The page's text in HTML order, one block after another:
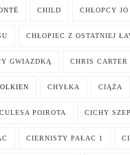
CHILD CHŁOPCY JO
CHŁOPIEC Z OSTATNIEJ
GWIAZDKĄ CHRIS CARTER
CHYŁKA CIĄŻA
POIROTA CICHY
CIERNISTY PAŁAC 1